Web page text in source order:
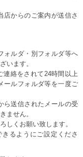
店からのご案内が送信さ
ォルダ・別フォルダ等へ
います。
連絡をされて24時間以上
ールフォルダ等を一度ご
ら送信されたメールの受
ません。
しくお願い致します。
るようにご設定くださ